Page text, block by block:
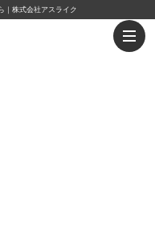
｜株式会社アスライク